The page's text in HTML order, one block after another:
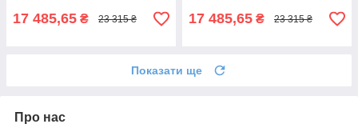
17 485,65 ₴ 23 315 ₴ 17 485,65 ₴ 23 315 ₴
Показати ще
Про нас